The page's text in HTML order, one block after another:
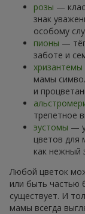
розы —
знак
особому
пионы —
заботе и
хризантемы
мамы
и
трепетное
эустомы —
цветов для
как нежный
Любой цветок
или быть частью
существует. И
мамы всегда